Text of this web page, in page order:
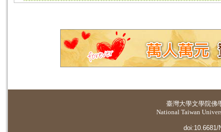
臺灣大學文學院佛
National Taiwan
doi:10.6681/